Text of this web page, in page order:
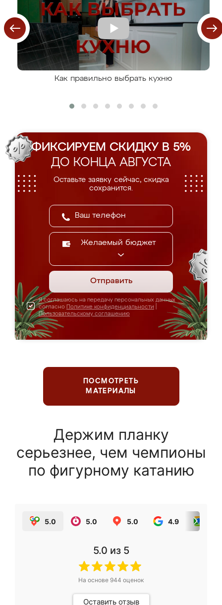
Как правильно выбрать кухню
ФИКСИРУЕМ СКИДКУ В 5%
ДО КОНЦА АВГУСТА
Оставьте заявку сейчас, скидка
сохранится.
Желаемый бюджет
Отправить
Я соглашаюсь на передачу персональных данных
согласно Политике конфиденциальности
Пользовательскому соглашению
ПОСМОТРЕТЬ
МАТЕРИАЛЫ
Держим планку
серьезнее, чем чемпионы
по фигурному катанию
5.0 5.0 5.0 4.9
5.0 из 5
На основе 944 оценок
Оставить отзыв